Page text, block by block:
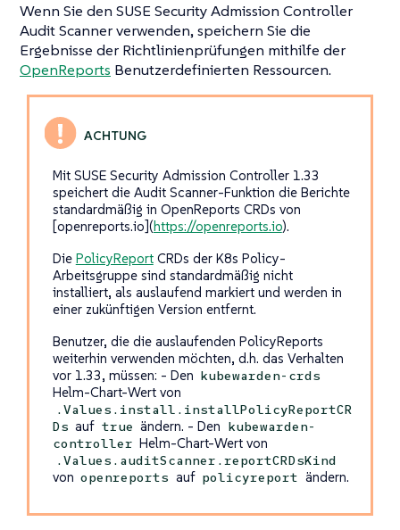
Wenn Sie den SUSE Security Admission Controller
Audit Scanner verwenden, speichern Sie die
Ergebnisse der Richtlinienprüfungen mithilfe der
OpenReports Benutzerdefinierten Ressourcen.
Mit SUSE Security Admission Controller 1.33
speichert die Audit Scanner-Funktion die Berichte
standardmäßig in OpenReports CRDs von
[openreports.io](https://openreports.io).
Die PolicyReportCRDs der K8s Policy-
Arbeitsgruppe sind standardmäßig nicht
installiert, als auslaufend markiert und werden in
einer zukünftigen Version entfernt.
Benutzer, die die auslaufenden PolicyReports
weiterhin verwenden möchten, d.h. das Verhalten
vor 1.33, müssen: - Den kubewarden-crds
Helm-Chart-Wert von
.Values.install.installPolicyReportCR
Ds auf true ändern. - Den kubewarden-
controller Helm-Chart-Wert von
.Values.auditScanner.reportCRDsKind
von openreports auf policyreport ändern.